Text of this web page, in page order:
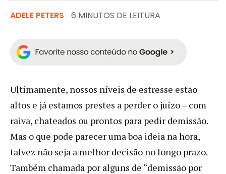
ADELE PETERS 6 MINUTOS DE LEITURA
Ultimamente, nossos níveis de estresse estão
altos e já estamos prestes a perder o juízo – com
raiva, chateados ou prontos para pedir demissão.
Mas o que pode parecer uma boa ideia na hora,
talvez não seja a melhor decisão no longo prazo.
Também chamada por alguns de “demissão por